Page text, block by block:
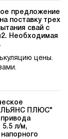
предложение
поставку трех
свай c
Необходимая
цены.
ПЛЮС"
привода
л/м,